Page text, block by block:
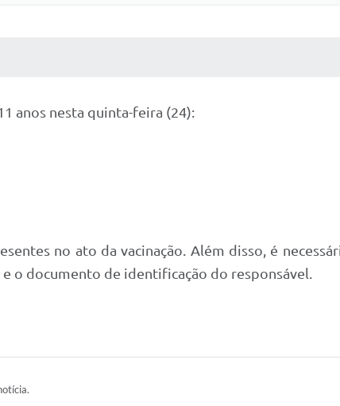
anos nesta quinta-feira (24):
no ato da vacinação. Além disso, é
o documento de identificação do responsável.